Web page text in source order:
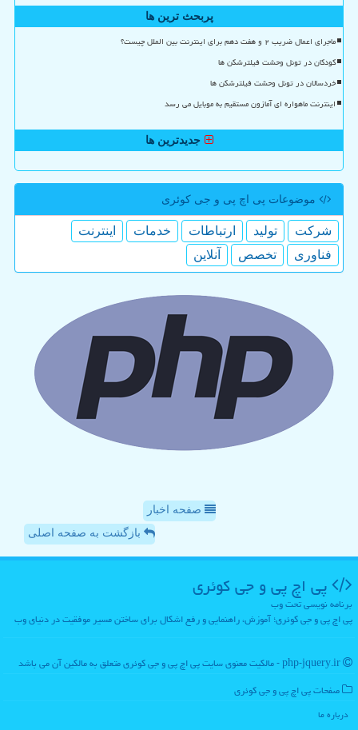
پربحث ترین ها
ماجرای اعمال ضریب ۲ و هفت دهم برای اینترنت بین الملل چیست؟
کودکان در تونل وحشت فیلترشکن ها
خردسالان در تونل وحشت فیلترشکن ها
اینترنت ماهواره ای آمازون مستقیم به موبایل می رسد
جدیدترین ها
موضوعات پی اچ پی و جی كوئری
شركت تولید ارتباطات خدمات
اینترنت
فناوری
تخصص آنلاین
صفحه اخبار
بازگشت به صفحه اصلی
پی اچ پی و جی كوئری
برنامه نویسی تحت وب
پی اچ پی و جی کوئری؛ آموزش، راهنمایی و رفع اشکال برای ساختن مسیر موفقیت در دنیای وب
صفحات پی اچ پی و جی كوئری
درباره ما